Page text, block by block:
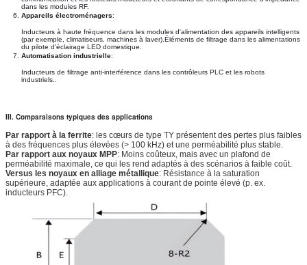
dans les modules RF.
Appareils électroménagers:
Inducteurs à haute fréquence dans les modules d'alimentation des appareils intelligents
(par exemple, climatiseurs, machines à laver).Éléments de filtrage dans les alimentations
du pilote d'éclairage LED domestique.
Automatisation industrielle:
Inducteurs de filtrage anti-interférence dans les contrôleurs PLC et les robots
industriels..
III. Comparaisons typiques des applications
Par rapport à la ferrite: les cœurs de type TY présentent des pertes plus faibles
à des fréquences plus élevées (> 100 kHz) et une perméabilité plus stable.
Par rapport aux noyaux MPP: Moins coûteux, mais avec un plafond de
perméabilité maximale, ce qui les rend adaptés à des scénarios à faible coût.
Versus les noyaux en alliage métallique: Résistance à la saturation
supérieure, adaptée aux applications à courant de pointe élevé (p. ex.
inducteurs PFC).